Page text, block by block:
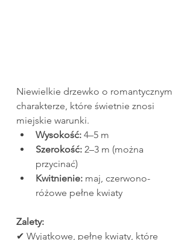
Niewielkie drzewko o romantycznym
charakterze, które świetnie znosi
miejskie warunki.
Wysokość: 4–5 m
Szerokość: 2–3 m (można
przycinać)
Kwitnienie: maj, czerwono-
różowe pełne kwiaty
Zalety:
✔ Wyjątkowe, pełne kwiaty, które